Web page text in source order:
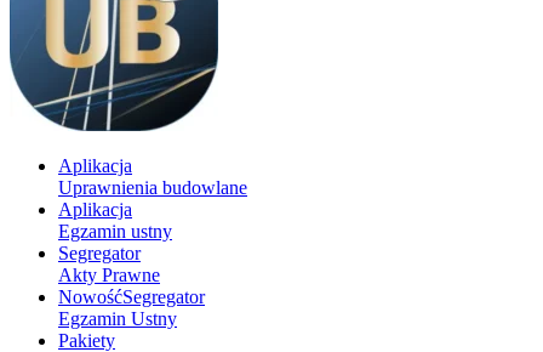
Aplikacja
Uprawnienia budowlane
Aplikacja
Egzamin ustny
Segregator
Akty Prawne
NowośćSegregator
Egzamin Ustny
Pakiety